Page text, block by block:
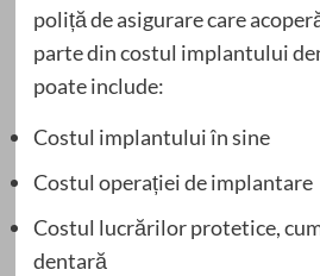
poliță de asigurare care
parte din costul implantului
poate include:
Costul implantului în sine
Costul operației de implantare
Costul lucrărilor protetice,
dentară